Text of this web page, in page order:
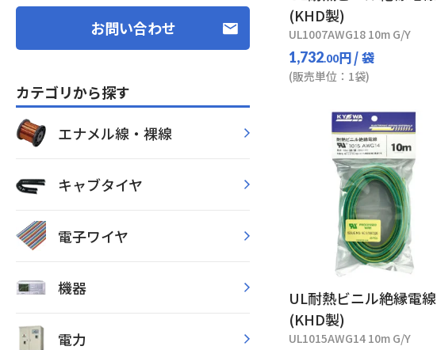
お問い合わせ
カテゴリから探す
エナメル線・裸線
キャブタイヤ
電子ワイヤ
機器
電力
(KHD製)
UL1007AWG18 10m G/Y
1,732.00円/ 袋
(販売単位：1袋)
UL耐熱ビニル絶縁電線
(KHD製)
UL1015AWG14 10m G/Y